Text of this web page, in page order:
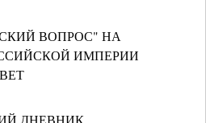
ВОПРОС" НА
ИМПЕРИИ
ДНЕВНИК